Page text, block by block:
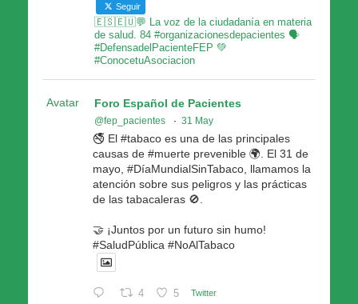
Seguir
🇪🇸🇪🇺💬 La voz de la ciudadanía en materia
de salud. 84 #organizacionesdepacientes 🗣
#DefensadelPacienteFEP 💚
#ConocetuAsociacion
Avatar Foro Español de Pacientes
@fep_pacientes · 31 May
🚭 El #tabaco es una de las principales
causas de #muerte prevenible 🌍. El 31 de
mayo, #DíaMundialSinTabaco, llamamos la
atención sobre sus peligros y las prácticas
de las tabacaleras 🚫.
🤝 ¡Juntos por un futuro sin humo!
#SaludPública #NoAlTabaco
4 5 Twitter